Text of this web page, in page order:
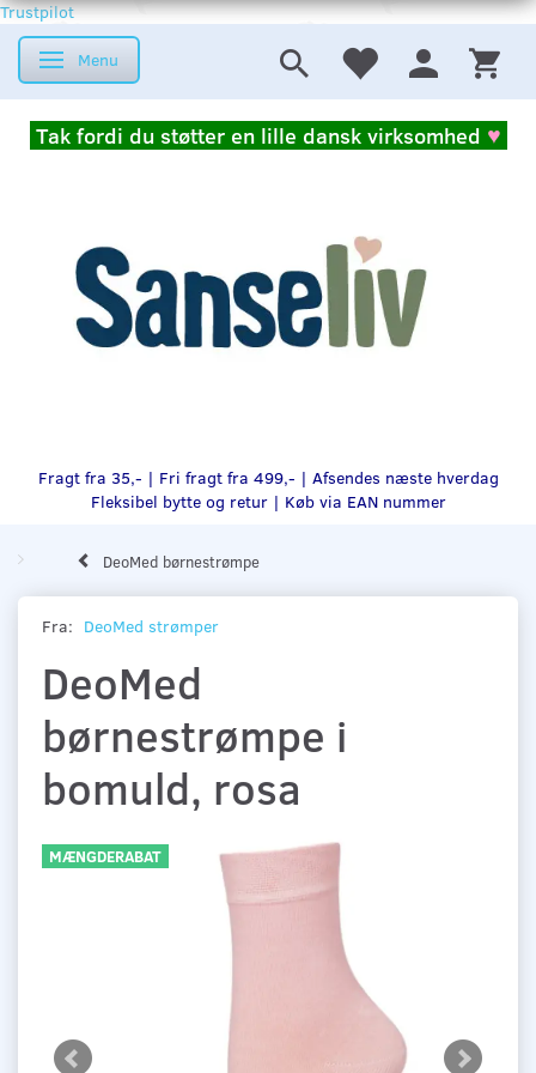
Trustpilot
Skifte navigation
Menu
Tak fordi du støtter en lille dansk virksomhed ♥
Fragt fra 35,- | Fri fragt fra 499,- | Afsendes næste hverdag
Fleksibel bytte og retur | Køb via EAN nummer
DeoMed børnestrømpe
Fra: DeoMed strømper
DeoMed
børnestrømpe i
bomuld, rosa
MÆNGDERABAT